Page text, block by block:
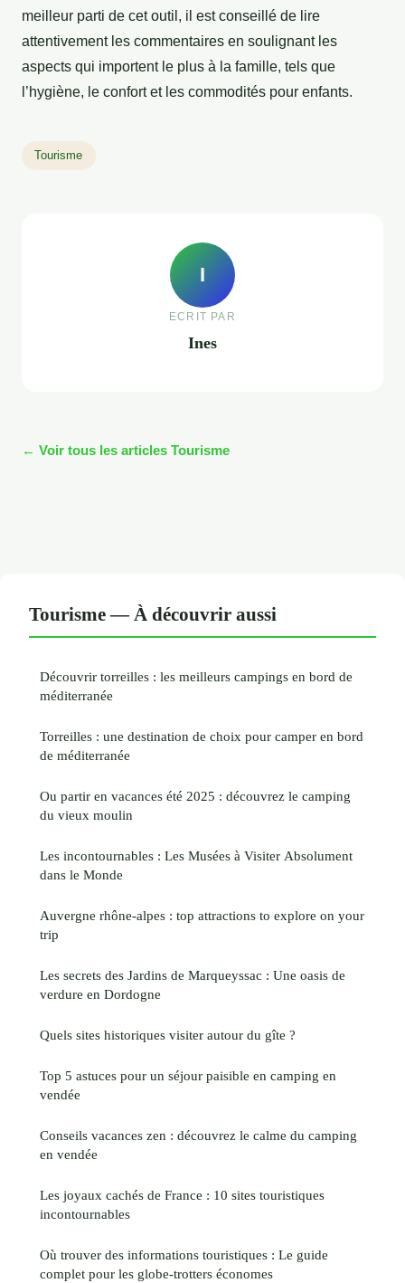
meilleur parti de cet outil, il est conseillé de lire
attentivement les commentaires en soulignant les
aspects qui importent le plus à la famille, tels que
l’hygiène, le confort et les commodités pour enfants.
Tourisme
I
ECRIT PAR
Ines
← Voir tous les articles Tourisme
Tourisme — À découvrir aussi
Découvrir torreilles : les meilleurs campings en bord de
méditerranée
Torreilles : une destination de choix pour camper en bord
de méditerranée
Ou partir en vacances été 2025 : découvrez le camping
du vieux moulin
Les incontournables : Les Musées à Visiter Absolument
dans le Monde
Auvergne rhône-alpes : top attractions to explore on your
trip
Les secrets des Jardins de Marqueyssac : Une oasis de
verdure en Dordogne
Quels sites historiques visiter autour du gîte ?
Top 5 astuces pour un séjour paisible en camping en
vendée
Conseils vacances zen : découvrez le calme du camping
en vendée
Les joyaux cachés de France : 10 sites touristiques
incontournables
Où trouver des informations touristiques : Le guide
complet pour les globe-trotters économes